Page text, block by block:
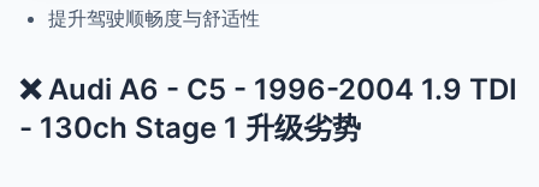
提升驾驶顺畅度与舒适性
❌ Audi A6 - C5 - 1996-2004 1.9 TDI
- 130ch Stage 1 升级劣势